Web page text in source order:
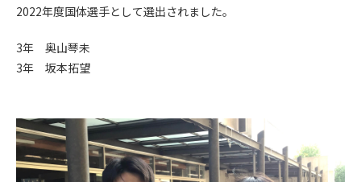
2022年度国体選手として選出されました。
3年 奥山琴未
3年 坂本拓望